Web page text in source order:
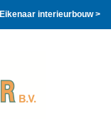
Eikenaar interieurbouw >